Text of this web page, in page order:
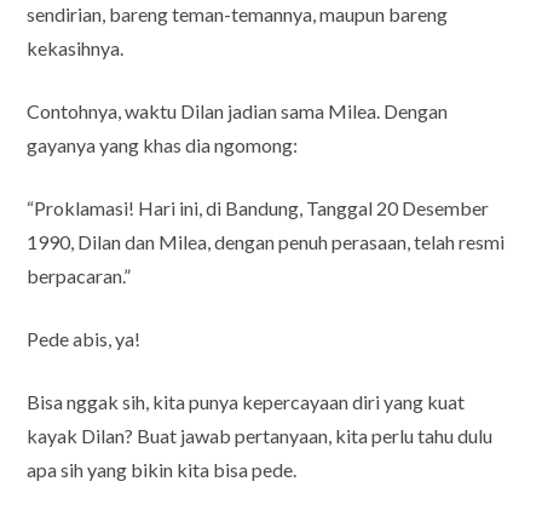
sendirian, bareng teman-temannya, maupun bareng
kekasihnya.
Contohnya, waktu Dilan jadian sama Milea. Dengan
gayanya yang khas dia ngomong:
“Proklamasi! Hari ini, di Bandung, Tanggal 20 Desember
1990, Dilan dan Milea, dengan penuh perasaan, telah resmi
berpacaran.”
Pede abis, ya!
Bisa nggak sih, kita punya kepercayaan diri yang kuat
kayak Dilan? Buat jawab pertanyaan, kita perlu tahu dulu
apa sih yang bikin kita bisa pede.